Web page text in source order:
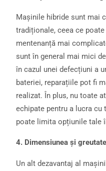
Mașinile hibride sunt mai
tradiționale, ceea ce
mentenanță mai
sunt în general mai mici
în cazul unei defecțiuni a
bateriei, reparațiile pot fi
realizat. În plus, nu toate
echipate pentru a lucra cu
poate limita opțiunile tale
4. Dimensiunea și
Un alt dezavantaj al